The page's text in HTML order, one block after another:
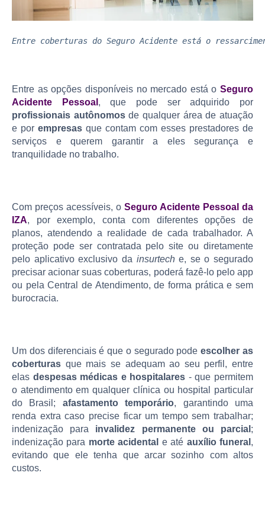
Entre coberturas do Seguro Acidente está o
Entre as opções disponíveis no mercado está o Seguro
Acidente Pessoal , que pode ser adquirido por
profissionais autônomosde qualquer área de atuação
e por empresas que contam com esses prestadores de
serviços e querem garantir a eles segurança e
tranquilidade no trabalho.
Com preços acessíveis, o Seguro Acidente Pessoal da
IZA, por exemplo, conta com diferentes opções de
planos, atendendo a realidade de cada trabalhador. A
proteção pode ser contratada pelo site ou diretamente
pelo aplicativo exclusivo da insurteche, se o segurado
precisar acionar suas coberturas, poderá fazê-lo pelo app
ou pela Central de Atendimento, de forma prática e sem
burocracia.
Um dos diferenciais é que o segurado podeescolher as
coberturas que mais se adequam ao seu perfil, entre
elas despesas médicas e hospitalares - que permitem
o atendimento em qualquer clínica ou hospital particular
do Brasil; afastamento temporário, garantindo uma
renda extra caso precise ficar um tempo sem trabalhar;
indenização para invalidez permanente ou parcial ;
indenização para morte acidental e até auxílio funeral ,
evitando que ele tenha que arcar sozinho com altos
custos.